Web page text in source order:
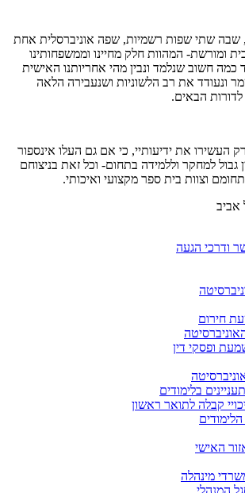
שבה שתי שפות רשמיות, שפה אוניברסלית אחת
ומורשת- המהוות חלק מחיינו וממשפחותינו
כמה חשוב שנלמד ונבין מהי אחריותנו האישית
ונעודד את רב הלשוניות ושנעבירה הלאה
לדורות הבאים.
העשירו את ידיעותיי, כי אם גם העלו אינספור
גבול למחקר וללמידה בתחום- וכל זאת בניצוחם
וצוות בית ספר מקצועי ואיכותי.
ודרכי הגעה
חירום
ופסקי דין
בלימודים
קבלה לתואר ראשון
האישי
מינהלה
המנהלי